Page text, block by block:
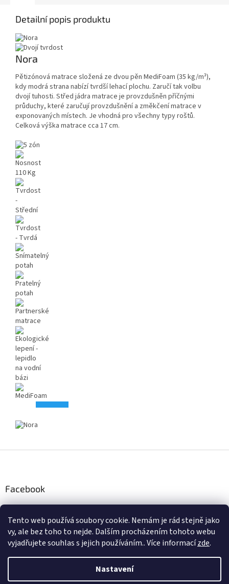
Tento web používá soubory cookie. Nemám je rád stejně jako
vy, ale bez toho to nejde. Dalším procházením tohoto webu
vyjadřujete souhlas s jejich používáním.. Více informacízde.
Nastavení
Detailní popis produktu
Nora
Pětizónová matrace složená ze dvou pěn MediFoam (35 kg/m³),
kdy modrá strana nabízí tvrdší lehací plochu. Zaručí tak volbu
dvojí tuhosti. Střed jádra matrace je provzdušněn příčnými
průduchy, které zaručují provzdušnění a změkčení matrace v
exponovaných místech. Je vhodná pro všechny typy roštů.
Celková výška matrace cca 17 cm.
t
í
Facebook
Instagram
Vytvořil Shoptet